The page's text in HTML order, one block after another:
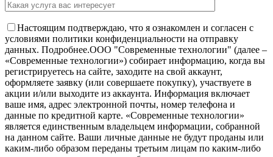
Настоящим подтверждаю, что я ознакомлен и согласен с
условиями политики конфиденциальности на отправку
данных. Подробнее.OOO "Современные технологии" (далее –
«Современные технологии») собирает информацию, когда вы
регистрируетесь на сайте, заходите на свой аккаунт,
оформляете заявку (или совершаете покупку), участвуете в
акции и/или выходите из аккаунта. Информация включает
ваше имя, адрес электронной почты, номер телефона и
данные по кредитной карте. «Современные технологии»
является единственным владельцем информации, собранной
на данном сайте. Ваши личные данные не будут проданы или
каким-либо образом переданы третьим лицам по каким-либо